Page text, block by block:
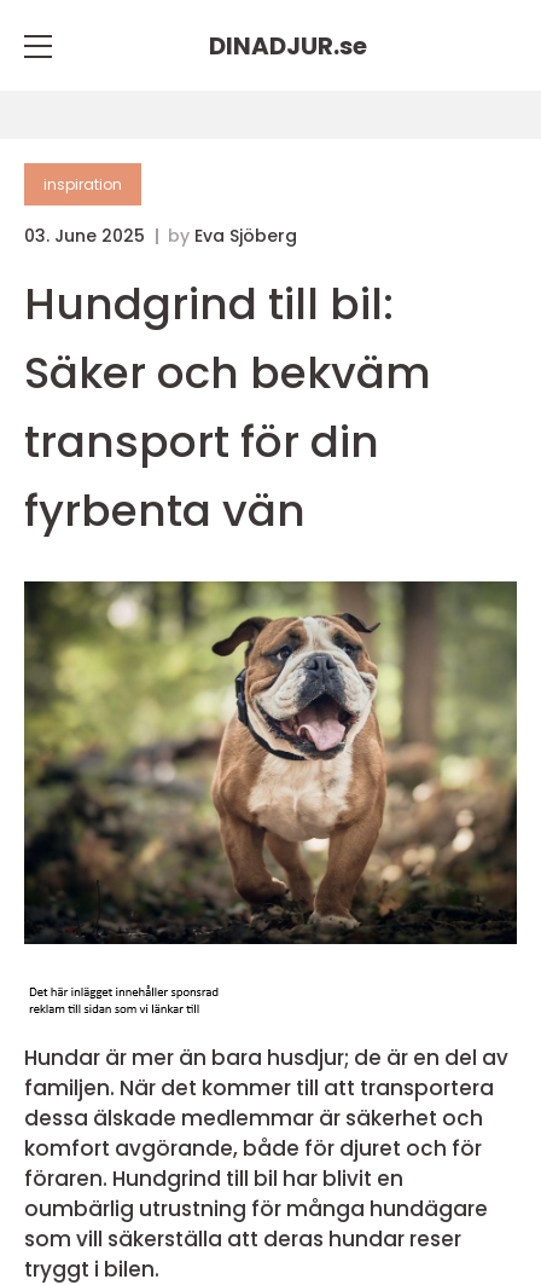
DINADJUR.se
inspiration
03. June 2025 by Eva Sjöberg
Hundgrind till bil:
Säker och bekväm
transport för din
fyrbenta vän
Hundar är mer än bara husdjur; de är en del av
familjen. När det kommer till att transportera
dessa älskade medlemmar är säkerhet och
komfort avgörande, både för djuret och för
föraren. Hundgrind till bil har blivit en
oumbärlig utrustning för många hundägare
som vill säkerställa att deras hundar reser
tryggt i bilen.